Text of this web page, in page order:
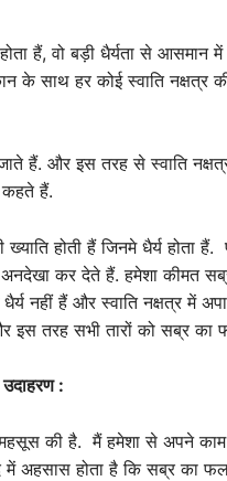
हैं, वो बड़ी धैर्यता से आसमान
के साथ हर कोई स्वाति नक्षत्र
हैं. और इस तरह से स्वाति
कहते हैं.
होती हैं जिनमे धैर्य होता
अनदेखा कर देते हैं. हमेशा कीमत
नहीं हैं और स्वाति नक्षत्र में
तरह सभी तारों को सब्र का
:
की है. मैं हमेशा से अपने काम
अहसास होता है कि सब्र का